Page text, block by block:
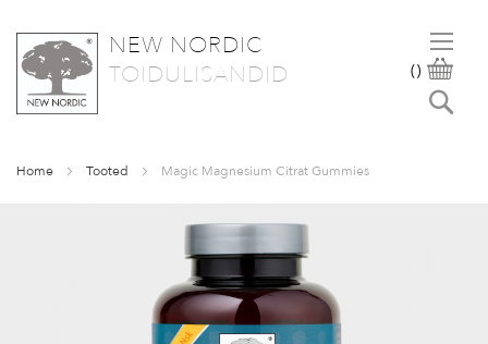
NEW NORDIC
TOIDULISANDID
SKIP
TO
()
Home Tooted Magic Magnesium Citrat Gummies